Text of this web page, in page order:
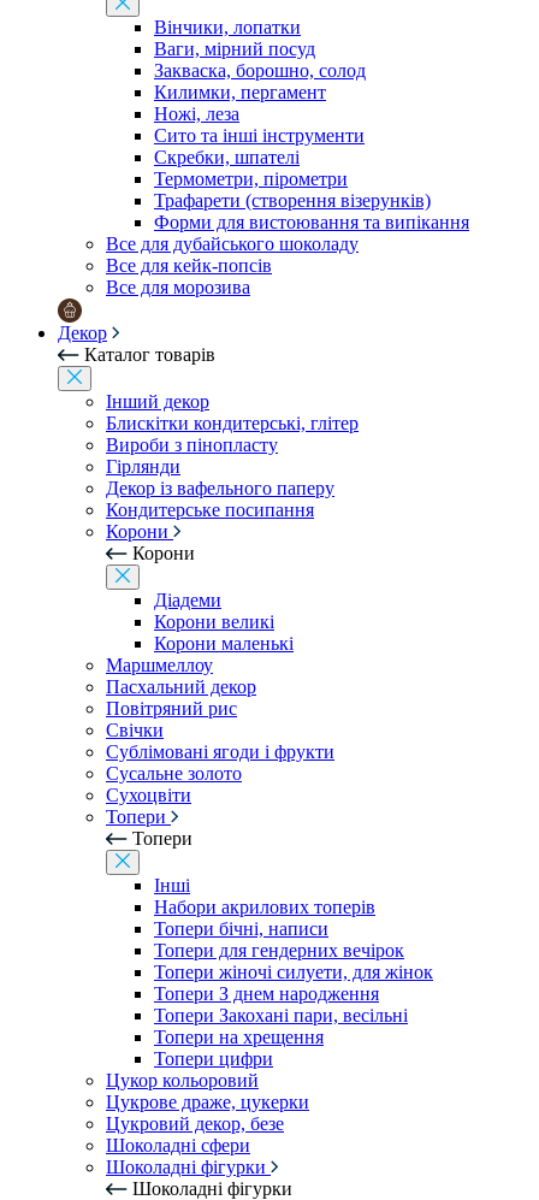
Вінчики, лопатки
Ваги, мірний посуд
Закваска, борошно, солод
Килимки, пергамент
Ножі, леза
Сито та інші інструменти
Скребки, шпателі
Термометри, пірометри
Трафарети (створення візерунків)
Форми для вистоювання та випікання
Все для дубайського шоколаду
Все для кейк-попсів
Все для морозива
Декор
Каталог товарів
Інший декор
Блискітки кондитерські, глітер
Вироби з пінопласту
Гірлянди
Декор із вафельного паперу
Кондитерське посипання
Корони
Корони
Діадеми
Корони великі
Корони маленькі
Маршмеллоу
Пасхальний декор
Повітряний рис
Свічки
Сублімовані ягоди і фрукти
Сусальне золото
Сухоцвіти
Топери
Топери
Інші
Набори акрилових топерів
Топери бічні, написи
Топери для гендерних вечірок
Топери жіночі силуети, для жінок
Топери З днем ​​народження
Топери Закохані пари, весільні
Топери на хрещення
Топери цифри
Цукор кольоровий
Цукрове драже, цукерки
Цукровий декор, безе
Шоколадні сфери
Шоколадні фігурки
Шоколадні фігурки